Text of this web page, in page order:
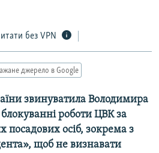
без VPN
джерело в Google
звинуватила Володимира
роботи ЦВК за
посадових осiб, зокрема з
щоб не визнавати